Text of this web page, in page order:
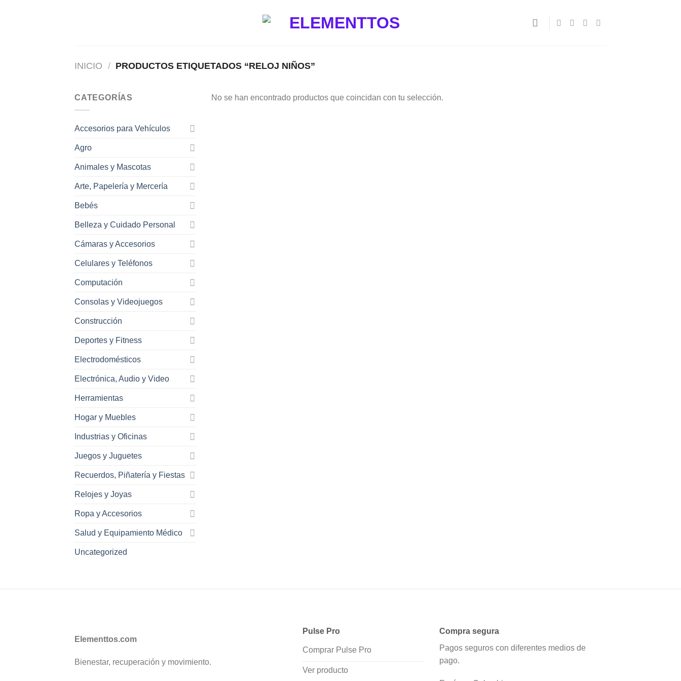
INICIO / PRODUCTOS ETIQUETADOS “RELOJ NIÑOS”
CATEGORÍAS
Accesorios para Vehículos
Agro
Animales y Mascotas
Arte, Papelería y Mercería
Bebés
Belleza y Cuidado Personal
Cámaras y Accesorios
Celulares y Teléfonos
Computación
Consolas y Videojuegos
Construcción
Deportes y Fitness
Electrodomésticos
Electrónica, Audio y Video
Herramientas
Hogar y Muebles
Industrias y Oficinas
Juegos y Juguetes
Recuerdos, Piñatería y Fiestas
Relojes y Joyas
Ropa y Accesorios
Salud y Equipamiento Médico
Uncategorized
No se han encontrado productos que coincidan con tu selección.
Elementtos.com
Bienestar, recuperación y movimiento.
Pulse Pro
Comprar Pulse Pro
Ver producto
Compra segura
Pagos seguros con diferentes medios de
pago.